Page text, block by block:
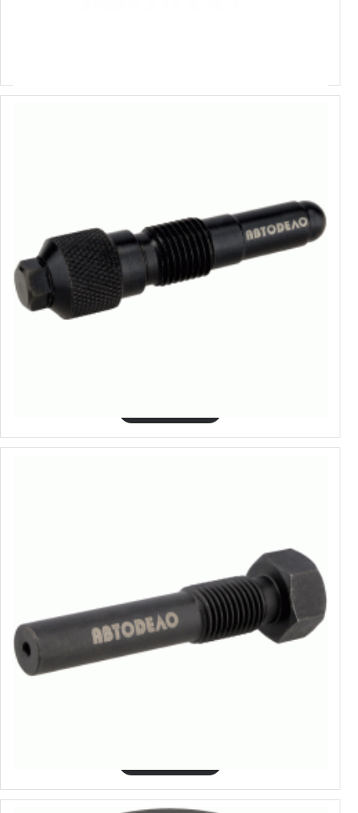
40439